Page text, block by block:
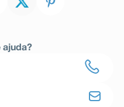
ajuda?